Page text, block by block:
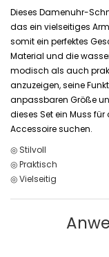
Dieses Damenuhr-
das ein vielseitiges
somit ein perfektes
Material und die
modisch als auch
anzuzeigen, seine
anpassbaren Größe
dieses Set ein Muss
Accessoire suchen.
◎ Stilvoll
◎ Praktisch
◎ Vielseitig